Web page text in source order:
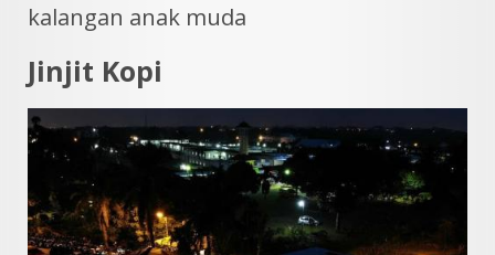
kalangan anak muda
Jinjit Kopi